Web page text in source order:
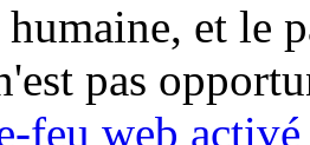
et le
pas
feu web activé